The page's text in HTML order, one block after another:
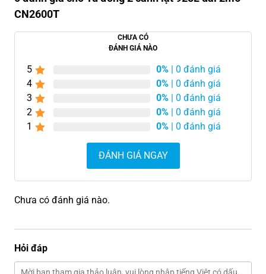
CN2600T
CHƯA CÓ
ĐÁNH GIÁ NÀO
5 0% | 0 đánh giá
4
0% | 0 đánh giá
3
0% | 0 đánh giá
2
0% | 0 đánh giá
1
0% | 0 đánh giá
ĐÁNH GIÁ NGAY
Chưa có đánh giá nào.
Hỏi đáp